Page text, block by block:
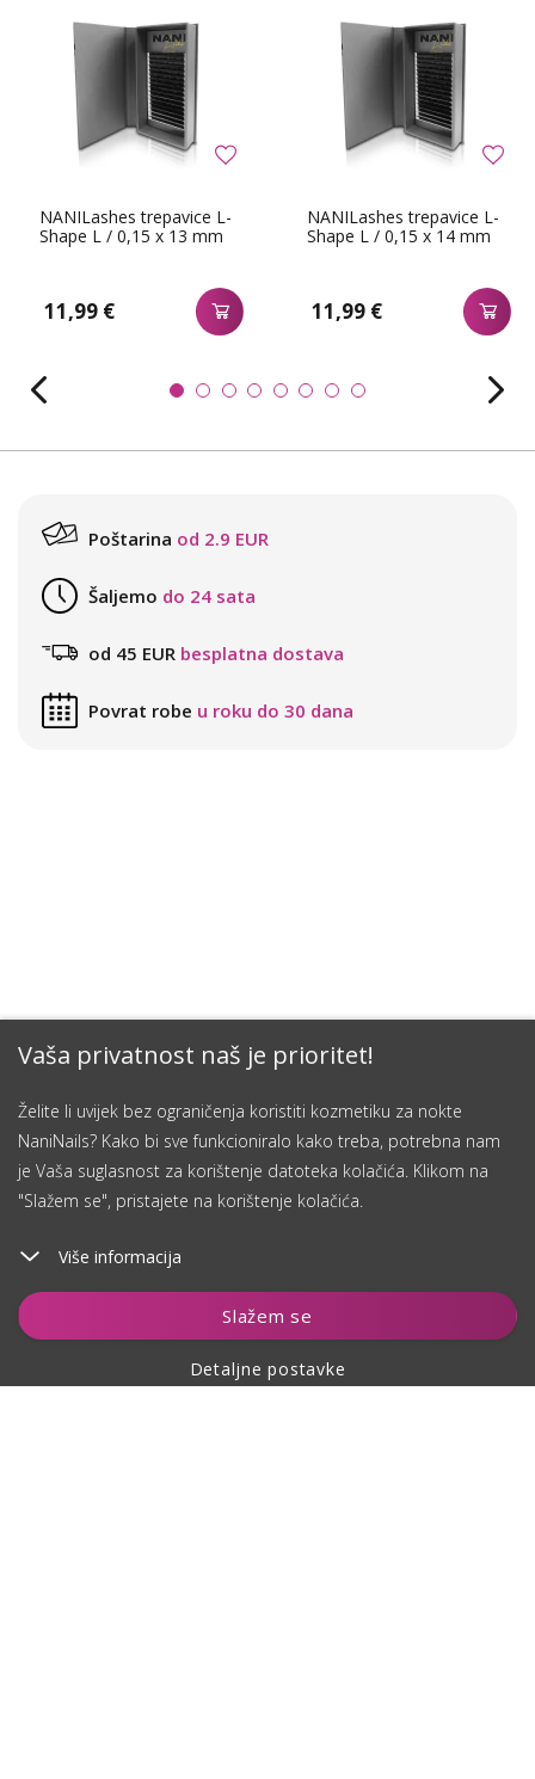
Vaša privatnost naš je prioritet!
Želite li uvijek bez ograničenja koristiti kozmetiku za nokte
NaniNails? Kako bi sve funkcioniralo kako treba, potrebna nam
je Vaša suglasnost za korištenje datoteka kolačića. Klikom na
"Slažem se", pristajete na korištenje kolačića.
Više informacija
Slažem se
Detaljne postavke
Dodaj u košaricu
NANILashes trepavice L-
Shape L / 0,15 x 13 mm
11,99 €
NANILashes trepavice L-
Shape L / 0,15 x 14 mm
11,99 €
Poštarina od 2.9 EUR
Šaljemo do 24 sata
od 45 EUR besplatna dostava
Povrat robe u roku do 30 dana